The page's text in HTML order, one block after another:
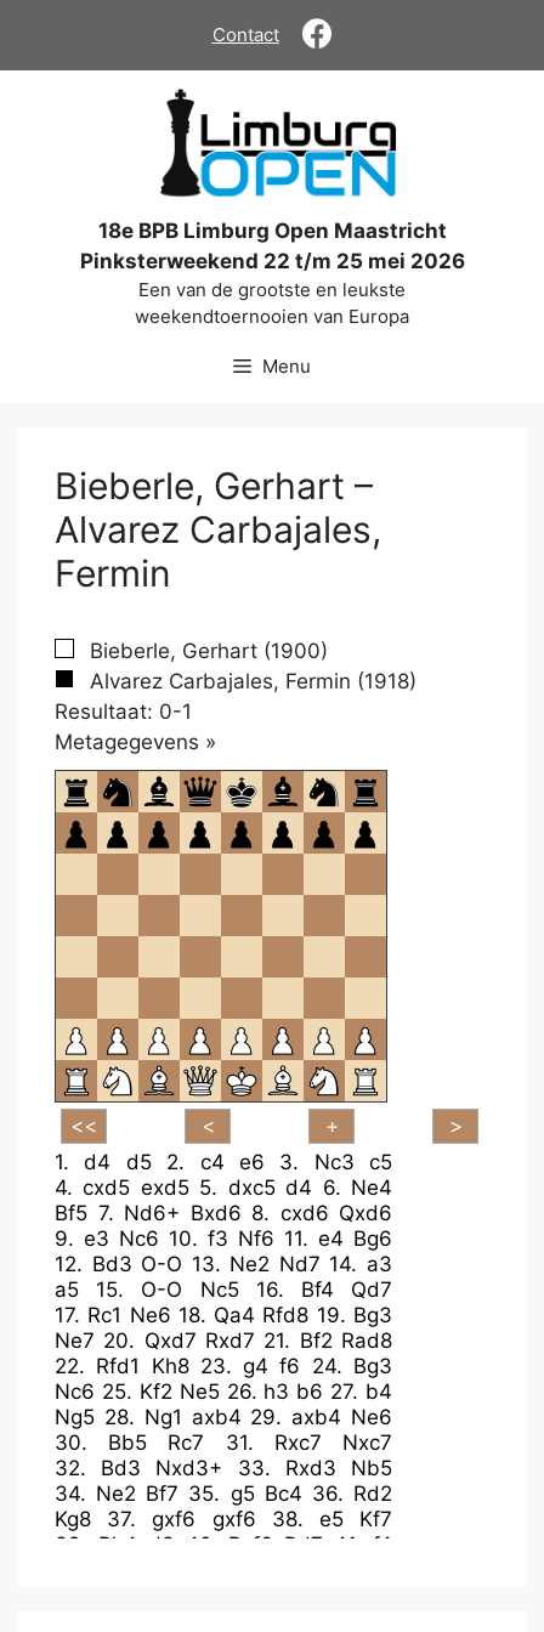
de
Contact
18e BPB Limburg Open Maastricht
Pinksterweekend 22 t/m 25 mei 2026
Een van de grootste en leukste
weekendtoernooien van Europa
Menu
Bieberle, Gerhart –
Alvarez Carbajales,
Fermin
Bieberle, Gerhart (1900)
Alvarez Carbajales, Fermin (1918)
Resultaat: 0-1
Metagegevens »
om
te
openen.
1.d4 d5 2. c4 e6 3. Nc3
c5
4.cxd5 exd5 5. dxc5 d4 6. Ne4
Bf5 7. Nd6+ Bxd6 8. cxd6 Qxd6
9. e3 Nc6 10. f3 Nf6 11. e4 Bg6
12. Bd3 O-O 13. Ne2 Nd7 14. a3
a5
15. O-O Nc5 16. Bf4
Qd7
17. Rc1 Ne6 18. Qa4 Rfd8 19. Bg3
Ne7 20. Qxd7 Rxd7 21. Bf2 Rad8
22. Rfd1 Kh8 23.g4 f6 24. Bg3
Nc6 25. Kf2 Ne5 26. h3 b6 27. b4
Ng5 28. Ng1 axb4 29. axb4 Ne6
30. Bb5 Rc7 31. Rxc7
Nxc7
32. Bd3 Nxd3+ 33. Rxd3
Nb5
34. Ne2 Bf7 35. g5 Bc4 36. Rd2
Kg8
37.gxf6 gxf6 38. e5
Kf7
39. Bh4 d3 40. Bxf6 Rd7 41. f4